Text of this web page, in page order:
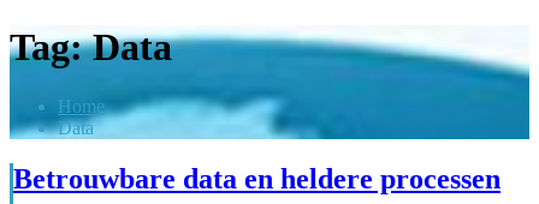
Tag:Data
Home
Data
Betrouwbare data en heldere processen